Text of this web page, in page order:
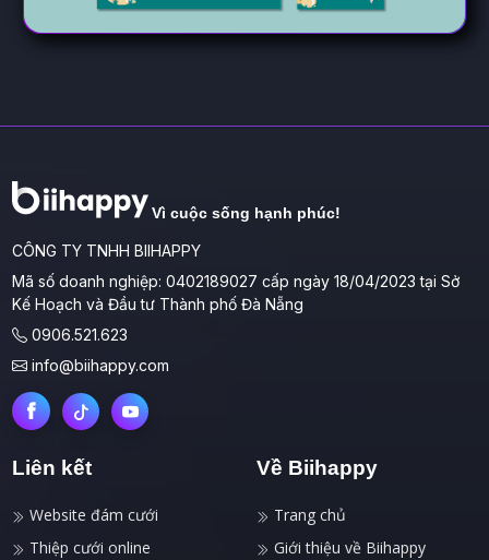
Vì cuộc sống hạnh phúc!
CÔNG TY TNHH BIIHAPPY
Mã số doanh nghiệp: 0402189027 cấp ngày 18/04/2023 tại Sở
Kế Hoạch và Đầu tư Thành phố Đà Nẵng
0906.521.623
info@biihappy.com
Liên kết
Website đám cưới
Thiệp cưới online
Về Biihappy
Trang chủ
Giới thiệu về Biihappy